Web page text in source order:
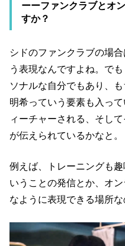
ーーファンクラブとオ
すか？
シドのファンクラブの場
う表現なんですよね。で
ソナルな自分でもあり、
明希っていう要素も入っ
ィーチャーされる、そし
が伝えられているかなと。
例えば、トレーニングも
いうことの発信とか、オ
なように表現できる場所